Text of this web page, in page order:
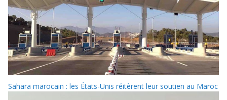
Sahara marocain : les États-Unis réitèrent leur soutien au Maroc